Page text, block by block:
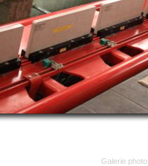
Galerie